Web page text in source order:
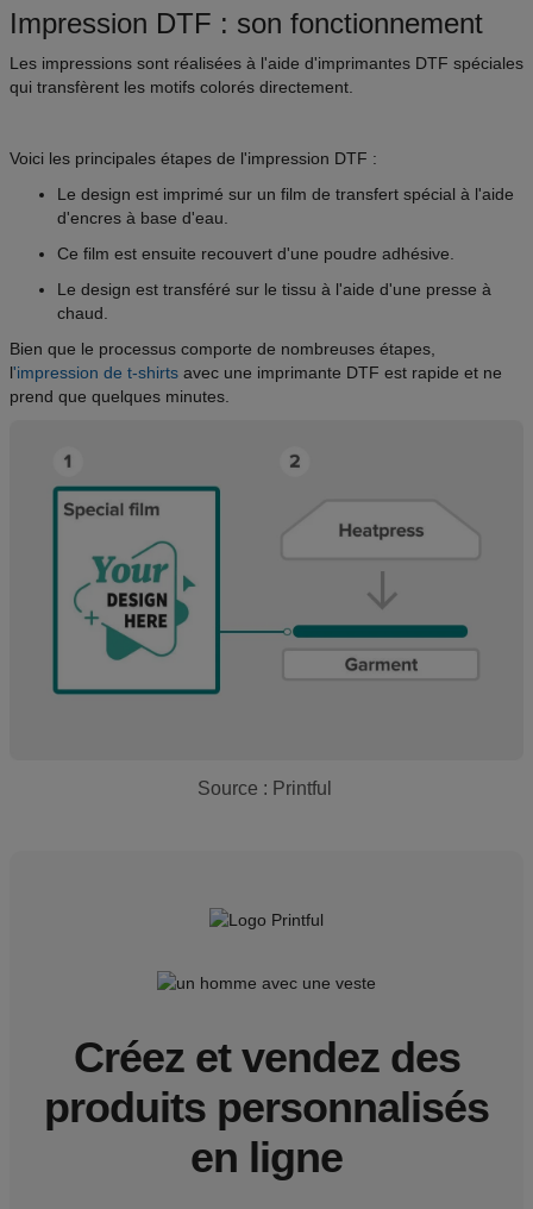
Impression DTF : son fonctionnement
Les impressions sont réalisées à l'aide d'imprimantes DTF spéciales
qui transfèrent les motifs colorés directement.
Voici les principales étapes de l'impression DTF :
Le design est imprimé sur un film de transfert spécial à l'aide
d'encres à base d'eau.
Ce film est ensuite recouvert d'une poudre adhésive.
Le design est transféré sur le tissu à l'aide d'une presse à
chaud.
Bien que le processus comporte de nombreuses étapes,
l'impression de t-shirts avec une imprimante DTF est rapide et ne
prend que quelques minutes.
Source : Printful
Créez et vendez des
produits personnalisés
en ligne